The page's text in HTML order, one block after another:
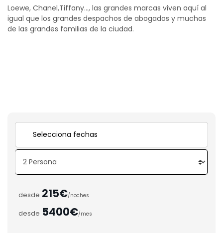
Loewe, Chanel,Tiffany…, las grandes marcas viven aquí al
igual que los grandes despachos de abogados y muchas
de las grandes familias de la ciudad.
desde 215€/noches
desde 5400€/mes